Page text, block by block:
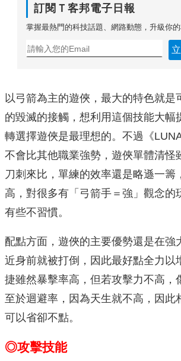
訂閱Ｔ客邦電子日報
掌握最熱門的科技話題、網路動態，升級你的
以弓箭為主的遊俠，最大的特色就是
的毀滅的接觸，想利用這個技能大幅
轉選擇遊俠是最理想的。不過《
不會比其他職業強勢，遊俠單體清怪
刀刺來比，單練的效率還是略遜一籌
高，對很多有「弓箭手＝強」觀念的
有些不習慣。
配點方面，遊俠的主要優勢還是在強
近身前就被打倒，因此最好點全力以
捷雖然暴擊率高，但若攻擊力不高，
至於迴避率，因為天生就不高，因此
可以省卻不點。
◎攻擊技能